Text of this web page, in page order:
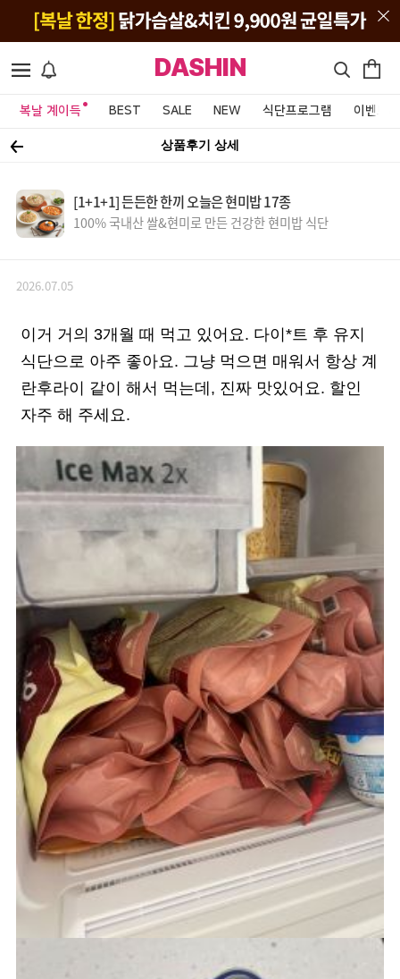
DASHIN
복날 계이득 BEST SALE NEW 식단프로그램 이벤트&
상품후기 상세
[1+1+1] 든든한 한끼 오늘은 현미밥 17종
100% 국내산 쌀&현미로 만든 건강한 현미밥 식단
2026.07.05
이거 거의 3개월 때 먹고 있어요. 다이*트 후 유지
식단으로 아주 좋아요. 그냥 먹으면 매워서 항상 계
란후라이 같이 해서 먹는데, 진짜 맛있어요. 할인
자주 해 주세요.